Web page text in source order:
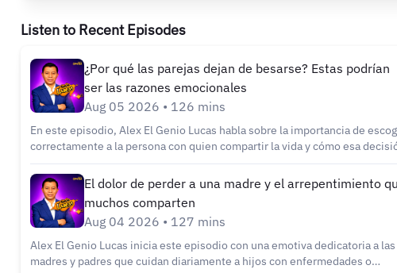
Listen to Recent Episodes
¿Por qué las parejas dejan de besarse? Estas podrían
ser las razones emocionales
Aug 05 2026 • 126 mins
En este episodio, Alex El Genio Lucas habla sobre la importancia de
correctamente a la persona con quien compartir la vida y cómo esa
influye en la felicidad, los hijos y el bienestar emocional. También analiza
por qué muchas parejas dejan de besarse con el paso del tiempo,
el aumento de los operativos de ICE y las redadas migratorias, comparte
emotiva historia de Guillermina tras la muerte de su hijo y la deportación
su esposo, recuerda cómo nació Starbucks gracias al apoyo de una pareja
presenta noticias, salud, deportes y reflexiones para la comunidad
en Estados Unidos. Timestamps: 00:00 Reflexión sobre elegir bien a la
El dolor de perder a una madre y el arrepentimiento
muchos comparten
Aug 04 2026 • 127 mins
Alex El Genio Lucas inicia este episodio con una emotiva dedicatoria a las
madres y padres que cuidan diariamente a hijos con enfermedades o